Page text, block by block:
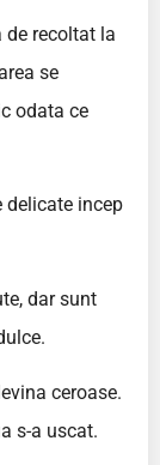
recoltat la
se
odata ce
delicate incep
dar sunt
ceroase.
s-a uscat.